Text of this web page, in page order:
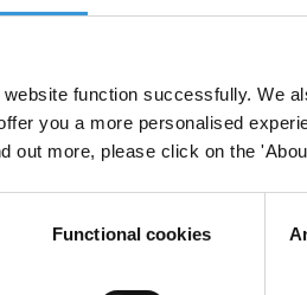
function successfully. We
you a more personalised
out more, please click on the
Functional cookies
doivent être utilisés au profit de sa
exiger que les gouvernants des
entreprises et les États doivent
couvrir à la fois les montants
de faire pression sur les